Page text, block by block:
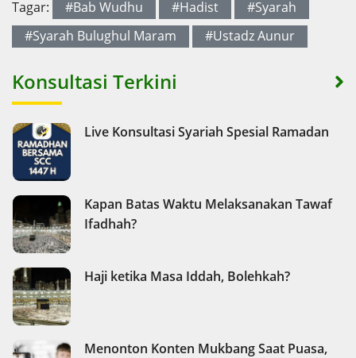
Tagar: #Bab Wudhu #Hadist
#Syarah
#Syarah Bulughul Maram
#Ustadz Aunur
Konsultasi Terkini
Live Konsultasi Syariah Spesial Ramadan
Kapan Batas Waktu Melaksanakan Tawaf
Ifadhah?
Haji ketika Masa Iddah, Bolehkah?
Menonton Konten Mukbang Saat Puasa,